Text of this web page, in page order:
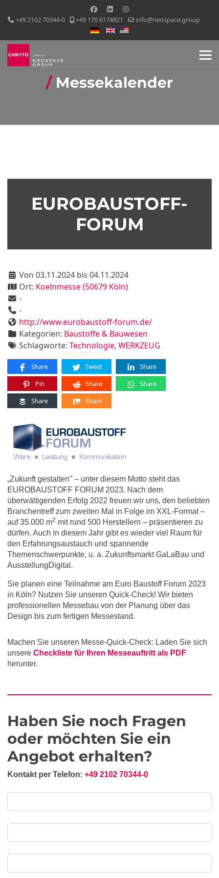
+49 2102 70344-0 +49 170 6174821
info@neospace.group
Sprache auswählen
Messekalender
EUROBAUSTOFF-
FORUM
Von 03.11.2024 bis 04.11.2024
Ort: Koelnmesse (50679 Köln)
-
-
http://www.eurobaustoff-forum.de/
Kategorien: Baustoffe & Bauwesen
Schlagworte: Technologie, WERKZEUG
Share Tweet
Share
Pin
Share
Share
Share
Share
„Zukunft gestalten" – unter diesem Motto steht das
EUROBAUSTOFF FORUM 2023. Nach dem
überwältigenden Erfolg 2022 freuen wir uns, den beliebten
Branchentreff zum zweiten Mal in Folge im XXL-Format –
auf 35.000 m2 mit rund 500 Herstellern – präsentieren zu
dürfen. Auch in diesem Jahr gibt es wieder viel Raum für
den Erfahrungsaustauch und spannende
Themenschwerpunkte, u. a. Zukunftsmarkt GaLaBau und
AusstellungDigital.
Sie planen eine Teilnahme am Euro Baustoff Forum 2023
in Köln? Nutzen Sie unseren Quick-Check! Wir bieten
professionellen Messebau von der Planung über das
Design bis zum fertigen Messestand.
Machen Sie unseren Messe-Quick-Check: Laden Sie sich
unsere Checkliste für Ihren Messeauftritt als PDF
herunter.
Haben Sie noch Fragen
oder möchten Sie ein
Angebot erhalten?
Kontakt per Telefon: +49 2102 70344-0